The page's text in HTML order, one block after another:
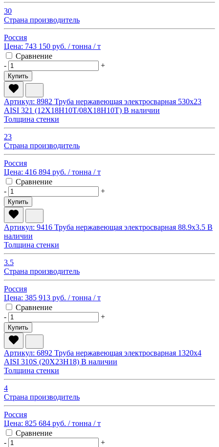
30
Страна производитель
Россия
Цена: 743 150 руб. / тонна / т
Сравнение
-
+
Купить
Артикул: 8982 Труба нержавеющая электросварная 530х23
AISI 321 (12Х18Н10Т/08Х18Н10Т) В наличии
Толщина стенки
23
Страна производитель
Россия
Цена: 416 894 руб. / тонна / т
Сравнение
-
+
Купить
Артикул: 9416 Труба нержавеющая электросварная 88.9х3.5 В
наличии
Толщина стенки
3.5
Страна производитель
Россия
Цена: 385 913 руб. / тонна / т
Сравнение
-
+
Купить
Артикул: 6892 Труба нержавеющая электросварная 1320х4
AISI 310S (20Х23Н18) В наличии
Толщина стенки
4
Страна производитель
Россия
Цена: 825 684 руб. / тонна / т
Сравнение
-
+